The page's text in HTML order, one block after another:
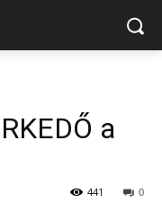
a
0
441